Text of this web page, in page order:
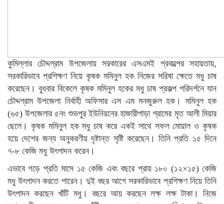
কুমিল্লার চৌদ্দগ্রাম উপজেলায় সরকারের এসএমই প্রকল্পের সহায়তায়,
সরকারিভাবে প্রশিক্ষণ নিয়ে কৃষক মমিনুল হক নিজের সরিষা ক্ষেতে মধু চাষ
করেছেন। বুধবার বিকেলে কৃষক মমিনুল হকের মধু চাষ প্রকল্প পরিদর্শনে যান
চৌদ্দগ্রাম উপজেলা নির্বাহী অফিসার এস এম মনজুরুল হক। মমিনুল হক
(৬৫) উপজেলার ৫নং শুভপুর ইউনিয়নের হাজারীপাড়া গ্রামের মৃত আলী মিয়ার
ছেলে। কৃষক মমিনুল হক মধু চাষ করে একই সাথে সফল মোয়াল ও কৃষক
হয়ে দেশের জন্য অনুকরণীয় দৃষ্টান্ত সৃষ্টি করেছেন। তিনি প্রতি ১৫ দিনে
৭-৮ কেজি মধু উৎপাদন করেন।
এভাবে গড়ে প্রতি মাসে ১৫ কেজি এবং বছরে প্রায় ১৮০ (১২×১৫) কেজি
মধু উৎপাদন করতে পারেন। দুই বছর আগে সরকারিভাবে প্রশিক্ষণ নিয়ে তিনি
উৎপাদন করছেন খাঁটি মধু। বছরে আয় করছেন লক্ষ লক্ষ টাকা। নিজে